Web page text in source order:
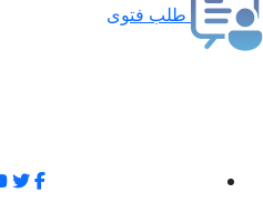
طلب فتوى